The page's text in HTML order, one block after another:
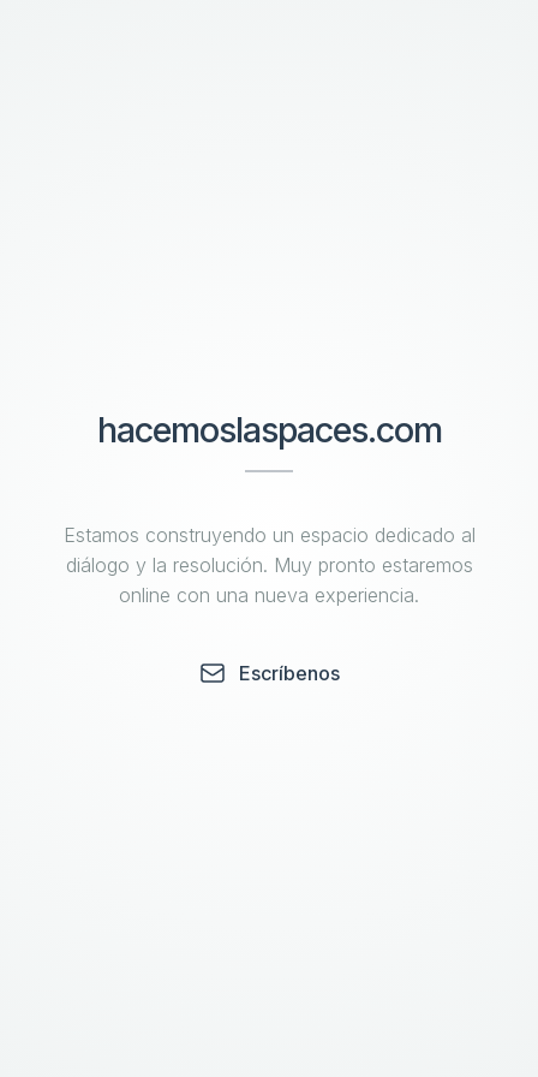
hacemoslaspaces.com
Estamos construyendo un espacio dedicado al
diálogo y la resolución. Muy pronto estaremos
online con una nueva experiencia.
Escríbenos